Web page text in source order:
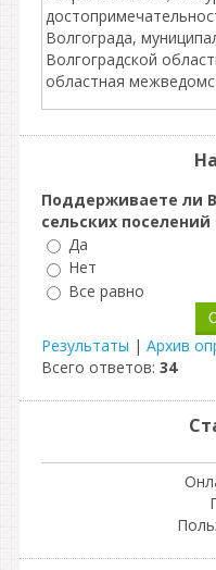
Волгограда,
Волгоградской
областная
Поддерживаете ли
сельских поселений
Да
Нет
Все равно
Результаты | Архив
Всего ответов: 34